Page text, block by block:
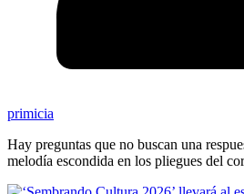
primicia
Hay preguntas que no buscan una
melodía escondida en los pliegues del